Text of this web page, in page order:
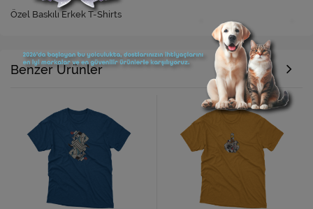
Özel Baskılı Erkek T-Shirts
Benzer Ürünler